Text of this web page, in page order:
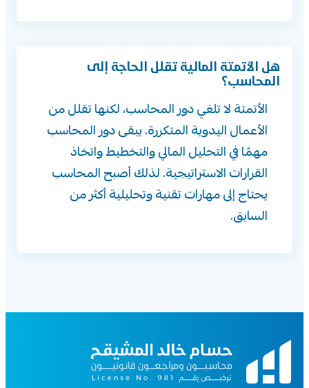
هل الأتمتة المالية تقلل الحاجة إلى
المحاسب؟
الأتمتة لا تلغي دور المحاسب، لكنها تقلل من
الأعمال اليدوية المتكررة. يبقى دور المحاسب
مهمًا في التحليل المالي والتخطيط واتخاذ
القرارات الاستراتيجية. لذلك أصبح المحاسب
يحتاج إلى مهارات تقنية وتحليلية أكثر من
السابق.